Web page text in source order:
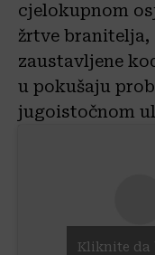
cjelokupnom
žrtve branitelja,
zaustavljene
u pokušaju
jugoistočnom
Kliknite